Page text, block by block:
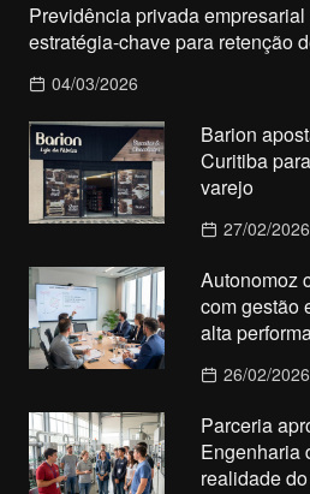
Previdência privada
estratégia-chave para retenção
04/03/2026
Barion
Curitiba
varejo
27/02/2026
Autonomoz
com gestão
alta
26/02/2026
Parceria
Engenharia
realidade